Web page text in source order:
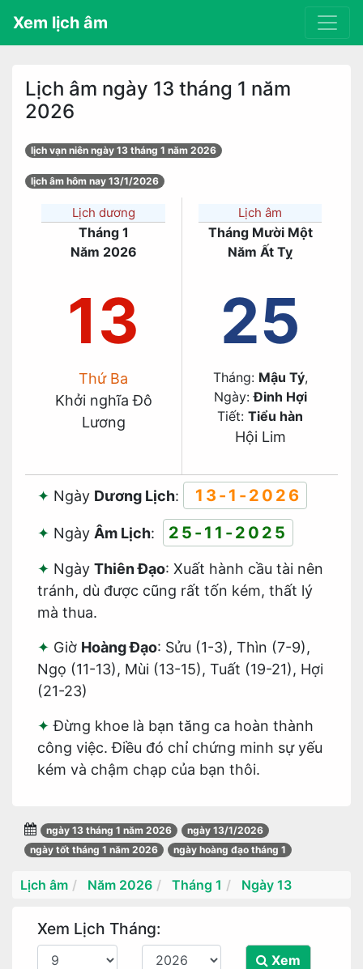
Xem lịch âm
Lịch âm ngày 13 tháng 1 năm
2026
lịch vạn niên ngày 13 tháng 1 năm 2026
lịch âm hôm nay 13/1/2026
Lịch dương
Tháng 1
Năm 2026
13
Thứ Ba
Khởi nghĩa Đô
Lương
Lịch âm
Tháng Mười Một
Năm Ất Tỵ
25
Tháng: Mậu Tý,
Ngày:Đinh Hợi
Tiết: Tiểu hàn
Hội Lim
Ngày Dương Lịch: 13-1-2026
Ngày Âm Lịch: 25-11-2025
Ngày Thiên Đạo: Xuất hành cầu tài nên
tránh, dù được cũng rất tốn kém, thất lý
mà thua.
Giờ Hoàng Đạo: Sửu (1-3), Thìn (7-9),
Ngọ (11-13), Mùi (13-15), Tuất (19-21), Hợi
(21-23)
Đừng khoe là bạn tăng ca hoàn thành
công việc. Điều đó chỉ chứng minh sự yếu
kém và chậm chạp của bạn thôi.
ngày 13 tháng 1 năm 2026
ngày 13/1/2026
ngày tốt tháng 1 năm 2026
ngày hoàng đạo tháng 1
Lịch âm Năm 2026 Tháng 1 Ngày 13
Xem Lịch Tháng:
Xem